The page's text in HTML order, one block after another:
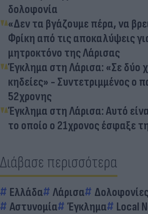
δολοφονία
«Δεν τα βγάζουμε πέρα, να
Φρίκη από τις αποκαλύψεις
μητροκτόνο της Λάρισας
Έγκλημα στη Λάρισα: «Σε δύο
κηδείες» - Συντετριμμένος ο
52χρονης
Έγκλημα στη Λάρισα: Αυτό
το οποίο ο 21χρονος έσφαξε
Διάβασε περισσότερα
Ελλάδα Λάρισα
Αστυνομία
Έγκλημα Local